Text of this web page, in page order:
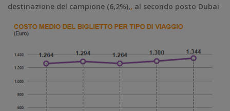
destinazione del campione (6,2%),, al secondo posto Dubai